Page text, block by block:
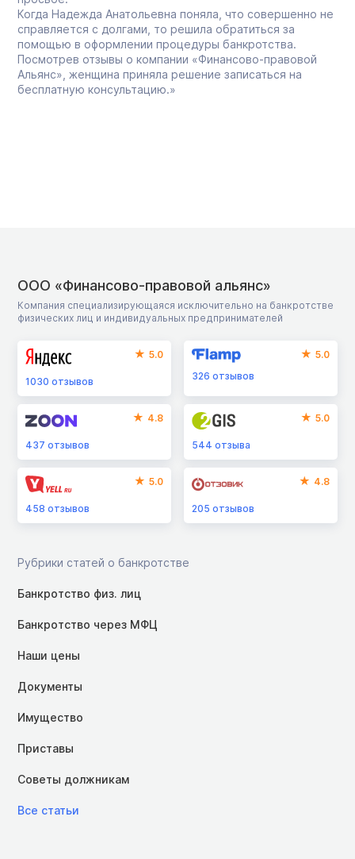
Когда Надежда Анатольевна поняла, что совершенно не
справляется с долгами, то решила обратиться за
помощью в оформлении процедуры банкротства.
Посмотрев отзывы о компании «Финансово-правовой
Альянс», женщина приняла решение записаться на
бесплатную консультацию.»
ООО «Финансово-правовой альянс»
Компания специализирующаяся исключительно на банкротстве
физических лиц и индивидуальных предпринимателей
5.0
1030 отзывов
5.0
326отзывов
4.8
437 отзывов
5.0
544отзыва
5.0
458 отзывов
4.8
205отзывов
Рубрики статей о банкротстве
Банкротство физ. лиц
Банкротство через МФЦ
Наши цены
Документы
Имущество
Приставы
Советы должникам
Все статьи